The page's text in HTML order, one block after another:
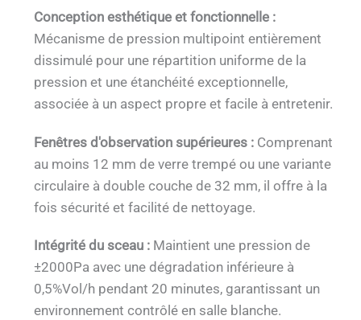
Conception esthétique et fonctionnelle :
Mécanisme de pression multipoint entièrement
dissimulé pour une répartition uniforme de la
pression et une étanchéité exceptionnelle,
associée à un aspect propre et facile à entretenir.
Fenêtres d'observation supérieures : Comprenant
au moins 12 mm de verre trempé ou une variante
circulaire à double couche de 32 mm, il offre à la
fois sécurité et facilité de nettoyage.
Intégrité du sceau : Maintient une pression de
±2000Pa avec une dégradation inférieure à
0,5%Vol/h pendant 20 minutes, garantissant un
environnement contrôlé en salle blanche.